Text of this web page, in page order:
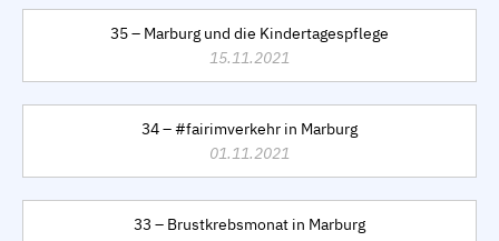
35 – Marburg und die Kindertagespflege
15.11.2021
34 – #fairimverkehr in Marburg
01.11.2021
33 – Brustkrebsmonat in Marburg